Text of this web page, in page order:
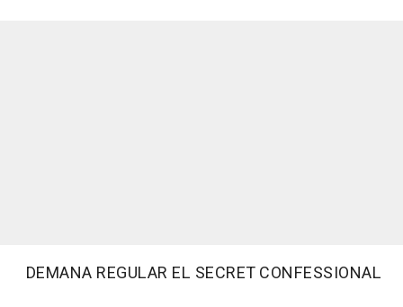
DEMANA REGULAR EL SECRET CONFESSIONAL